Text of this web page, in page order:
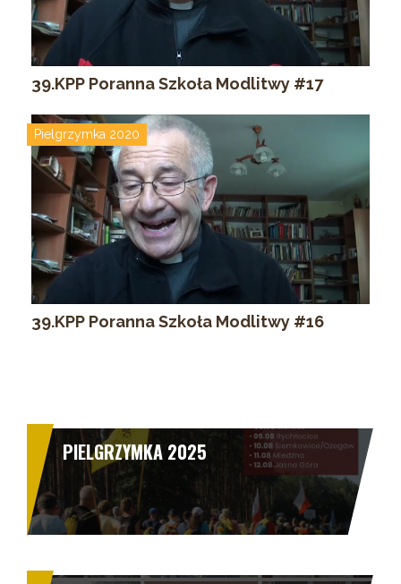
39.KPP Poranna Szkoła Modlitwy #17
Pielgrzymka 2020
39.KPP Poranna Szkoła Modlitwy #16
PIELGRZYMKA 2025